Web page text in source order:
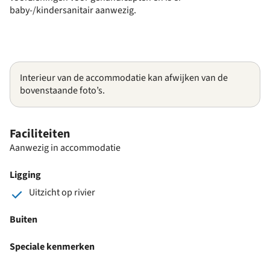
baby-/kindersanitair aanwezig.
Interieur van de accommodatie kan afwijken van de
bovenstaande foto’s.
Faciliteiten
Aanwezig in accommodatie
Ligging
Uitzicht op rivier
Buiten
Speciale kenmerken